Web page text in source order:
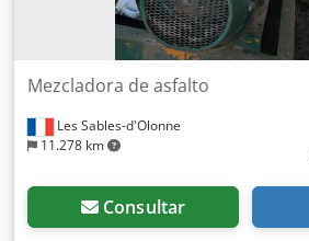
Les Sables-d'Olonne
11.278 km
Mezcladora de asfalto
Consultar